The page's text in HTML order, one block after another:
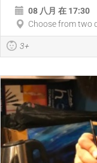
08 八月 在 17:30
Choose from two
3+